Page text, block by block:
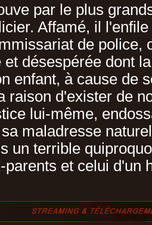
par le plus
Affamé, il
de police,
désespérée dont
enfant, à cause de
raison d'exister de
lui-même,
maladresse
un terrible
parents et celui d'un